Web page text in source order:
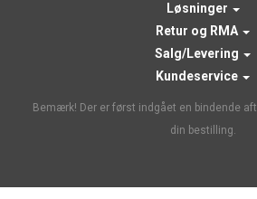
Løsninger
Retur og RMA
Salg/Levering
Kundeservice
Bemærk! Der er først indgået en bindende
din bestilling.